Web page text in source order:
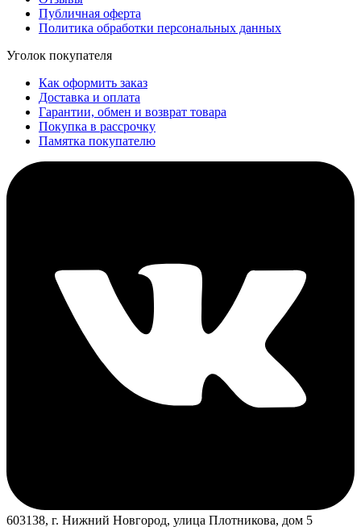
Публичная оферта
Политика обработки персональных данных
Уголок покупателя
Как оформить заказ
Доставка и оплата
Гарантии, обмен и возврат товара
Покупка в рассрочку
Памятка покупателю
603138, г. Нижний Новгород, улица Плотникова, дом 5